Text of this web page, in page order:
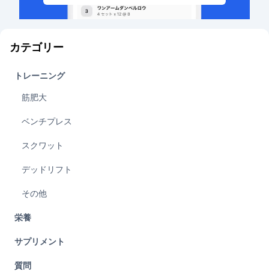
カテゴリー
トレーニング
筋肥大
ベンチプレス
スクワット
デッドリフト
その他
栄養
サプリメント
質問